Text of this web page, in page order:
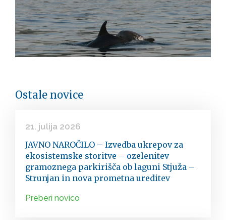
Ostale novice
21. julija 2026
JAVNO NAROČILO – Izvedba ukrepov za
ekosistemske storitve – ozelenitev
gramoznega parkirišča ob laguni Stjuža –
Strunjan in nova prometna ureditev
Preberi novico